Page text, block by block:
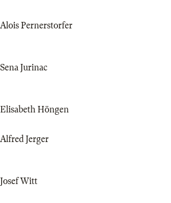
Alois Pernerstorfer
Sena Jurinac
Elisabeth Höngen
Alfred Jerger
Josef Witt